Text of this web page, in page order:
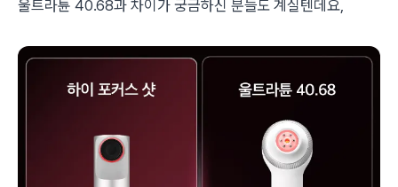
울트라튠 40.68과 차이가 궁금하신 분들도 계실텐데요,